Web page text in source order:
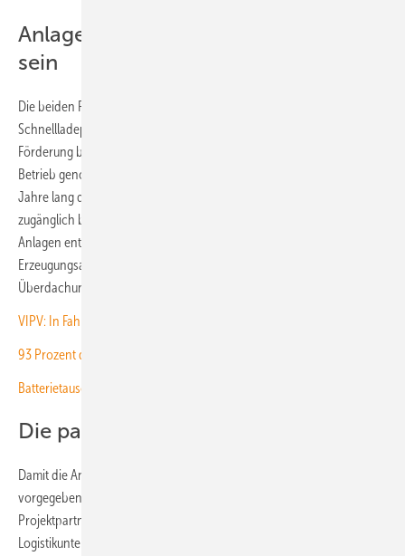
Anlagen müssen in drei Jahren fertig
sein
Die beiden Partner werden jetzt die erste 14 der 21 geplanten
Schnellladeparks in den Regionen errichten, für die sie eine
Förderung bekommen. Die Anlagen müssen bis zum 1. Juni 2029 in
Betrieb genommen werden. Danach müssen sie mindestens sechs
Jahre lang diskriminierungsfrei für die Fahrer von E-Lkw öffentlich
zugänglich bleiben. Zudem schreibt die Förderrichtlinie vor, dass die
Anlagen entweder mit zertifiziertem Ökostrom oder mit Strom aus
Erzeugungsanlagen vor Ort betrieben werden. Der Bau einer solaren
Überdachung der Schnellladeparks wäre eine denkbare Lösung.
VIPV: In Fahrzeugen integrierte Solarmodule entlasten das Stromnetz
93 Prozent der E-Lkw-Betreiber sind hochzufrieden
Batterietausch ergänzt Aufladen in der elektrischen Lkw-Logistik
Die passenden Standorte finden
Damit die Anlagen auch an geeigneten Standorten innerhalb der
vorgegebenen Regionen entstehen, haben sich die beiden
Projektpartner gemeinsam mit Flächeneigentümern, Speditionen und
Logistikunternehmen beraten. Dadurch ist sichergestellt, dass die